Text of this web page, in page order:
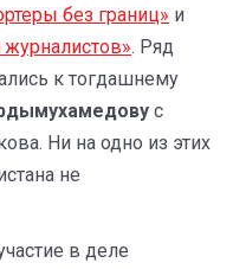
без границ» и
. Ряд
к тогдашнему
с
Ни на одно из этих
не
в деле